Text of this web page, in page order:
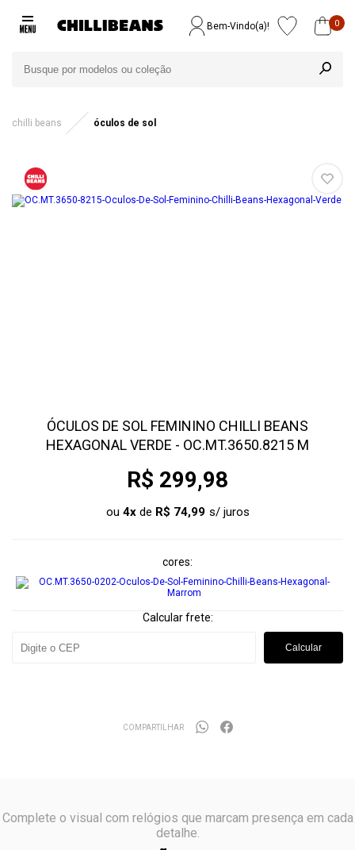
Bem-Vindo(a)! 0
chilli beans óculos de sol
ÓCULOS DE SOL FEMININO CHILLI BEANS
HEXAGONAL VERDE - OC.MT.3650.8215 M
R$ 299,98
ou 4xde R$ 74,99
cores
Calcular frete:
Calcular
COMPARTILHAR
Complete o visual com relógios que marcam presença em cada
detalhe.